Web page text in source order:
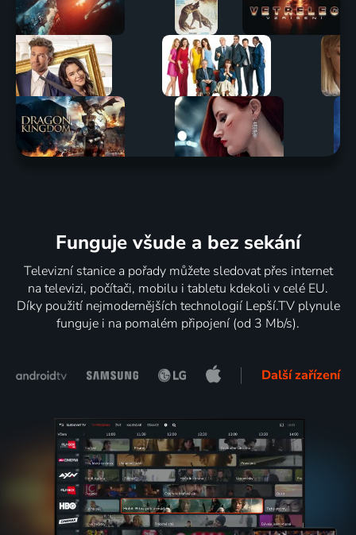
Funguje všude a bez sekání
Televizní stanice a pořady můžete sledovat přes internet
na televizi, počítači, mobilu i tabletu kdekoli v celé EU.
Díky použití nejmodernějších technologií Lepší.TV plynule
funguje i na pomalém připojení (od 3 Mb/s).
Další zařízení